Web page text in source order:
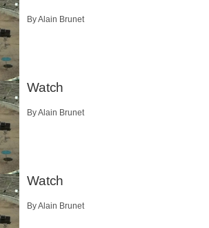
By Alain Brunet
Watch
By Alain Brunet
Watch
By Alain Brunet